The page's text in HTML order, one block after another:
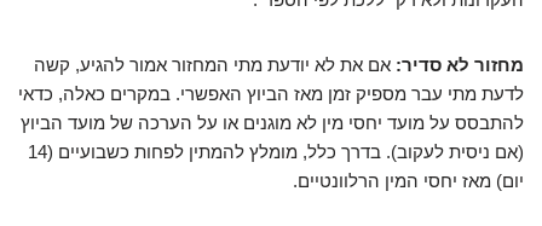
מחזור לא סדיר: אם את לא יודעת מתי המחזור אמור להגיע, קשה
לדעת מתי עבר מספיק זמן מאז הביוץ האפשרי. במקרים כאלה, כדאי
להתבסס על מועד יחסי מין לא מוגנים או על הערכה של מועד הביוץ
(אם ניסית לעקוב). בדרך כלל, מומלץ להמתין לפחות כשבועיים (14
יום) מאז יחסי המין הרלוונטיים.